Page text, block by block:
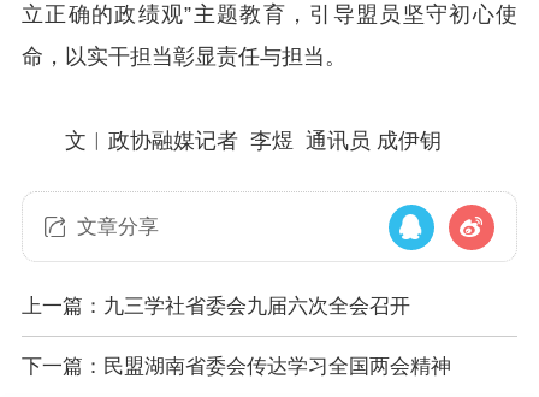
立正确的政绩观”主题教育，引导盟员坚守初心使
命，以实干担当彰显责任与担当。
文︱政协融媒记者 李煜 通讯员 成伊钥
文章分享
上一篇：九三学社省委会九届六次全会召开
下一篇：民盟湖南省委会传达学习全国两会精神